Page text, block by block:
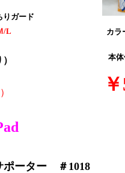
ポーター ＃1018
りガード
カラ
/L
本